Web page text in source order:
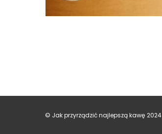
© Jak przyrządzić najlepszą kawę 2024